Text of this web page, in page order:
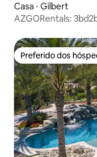
Casa ⋅ Gilbert
AZGORentals:
Preferido dos
Preferido dos